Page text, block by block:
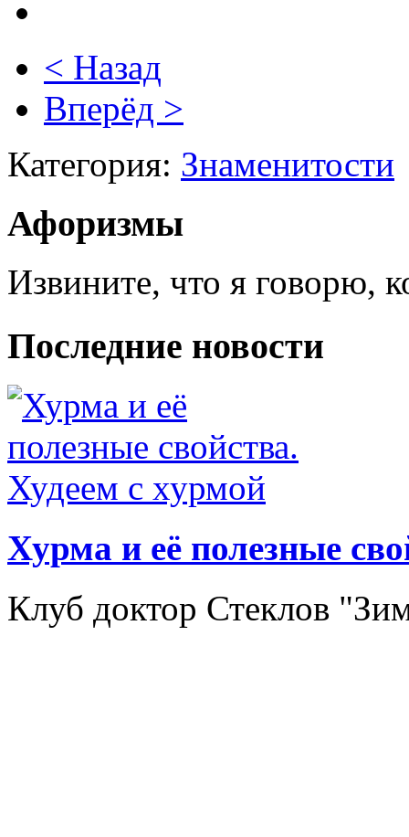
< Назад
Вперёд >
Категория: Знаменитости
Афоризмы
Извините, что я говорю,
Последние новости
Хурма и её полезные
Клуб доктор Стеклов